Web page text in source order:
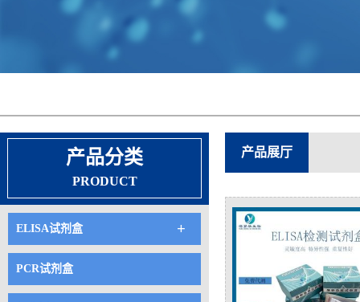
产品分类
PRODUCT
ELISA试剂盒 +
PCR试剂盒
产品展厅